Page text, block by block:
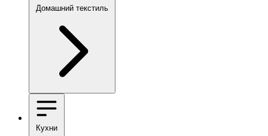
Домашний текстиль
Кухни